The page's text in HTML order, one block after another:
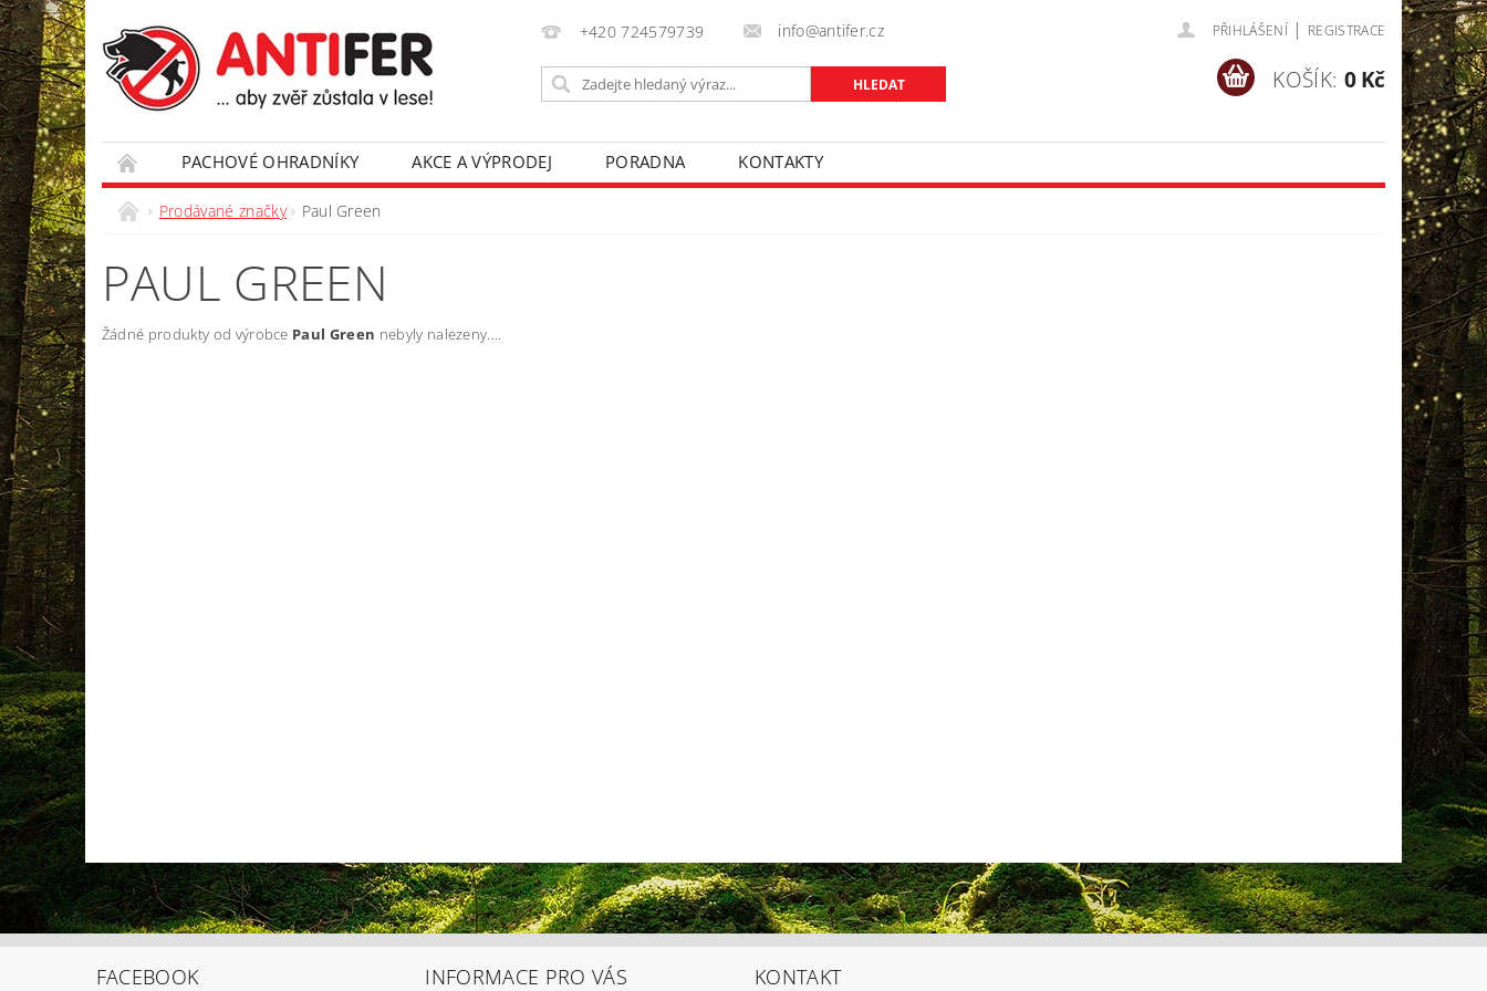
+420 724579739 info@antifer.cz PŘIHLÁŠENÍ | REGISTRACE
KOŠÍK: 0 Kč
PACHOVÉ OHRADNÍKY AKCE A VÝPRODEJ PORADNA KONTAKTY
Prodávané značky Paul Green
PAUL GREEN
Žádné produkty od výrobce Paul Green nebyly nalezeny....
FACEBOOK INFORMACE PRO VÁS KONTAKT